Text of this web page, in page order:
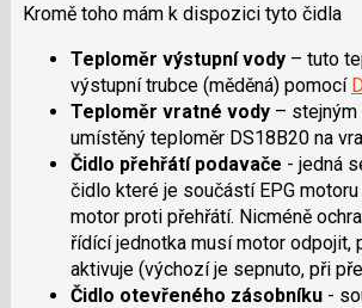
Kromě toho mám k dispozici tyto čidla
Teploměr výstupní vody– tuto
výstupní trubce (měděná) pomocí
Teploměr vratné vody– stejným
umístěný teploměr DS18B20 na
Čidlo přehřátí podavače - jedná
čidlo které je součástí EPG
motor proti přehřátí. Nicméně
řídící jednotka musí motor odpojit,
aktivuje (výchozí je sepnuto, při
Čidlo otevřeného zásobníku-